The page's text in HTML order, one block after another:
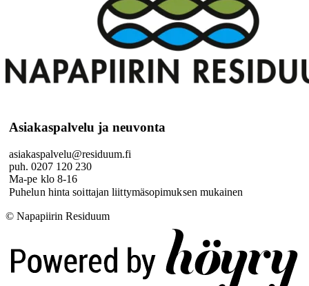
Asiakaspalvelu ja neuvonta
asiakaspalvelu@residuum.fi
puh. 0207 120 230
Ma-pe klo 8-16
Puhelun hinta soittajan liittymäsopimuksen mukainen
© Napapiirin Residuum